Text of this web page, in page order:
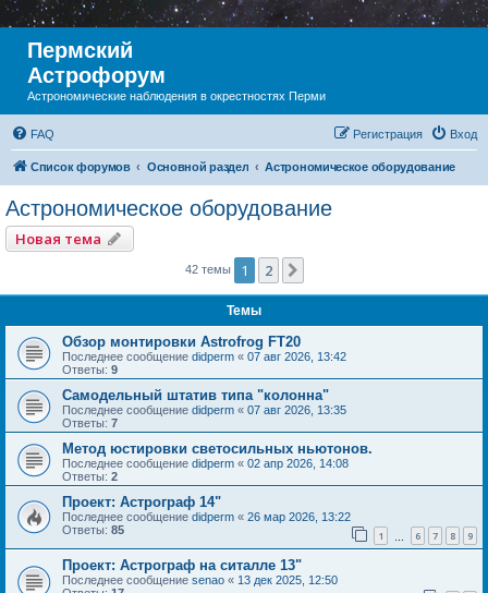
Пермский
Астрофорум
Астрономические наблюдения в окрестностях Перми
FAQ Вход
Регистрация
Список форумов Основной раздел Астрономическое оборудование
Астрономическое оборудование
Новая тема
42 темы 1 2
Темы
Обзор монтировки Astrofrog FT20
Последнее сообщение didperm « 07 авг 2026, 13:42
Ответы: 9
Самодельный штатив типа "колонна"
Последнее сообщение didperm « 07 авг 2026, 13:35
Ответы: 7
Метод юстировки светосильных ньютонов.
Последнее сообщение didperm « 02 апр 2026, 14:08
Ответы: 2
Проект: Астрограф 14"
Последнее сообщение didperm « 26 мар 2026, 13:22
Ответы: 85 1 6 7 8 9
Проект: Астрограф на ситалле 13"
Последнее сообщение senao « 13 дек 2025, 12:50